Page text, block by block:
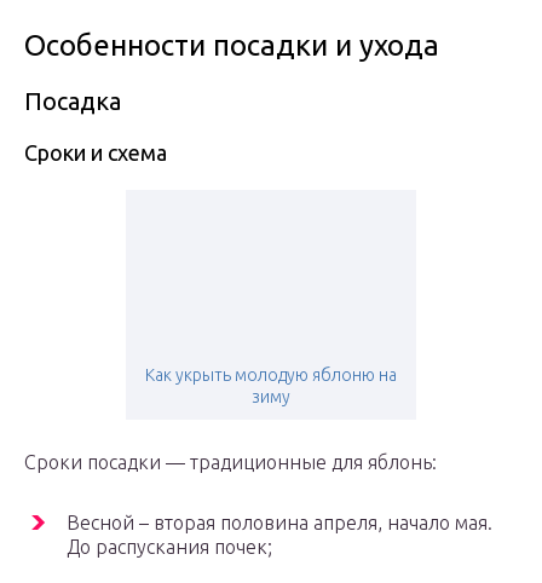
Особенности посадки и ухода
Посадка
Сроки и схема
Как укрыть молодую яблоню на
зиму
Сроки посадки — традиционные для яблонь:
Весной – вторая половина апреля, начало мая.
До распускания почек;